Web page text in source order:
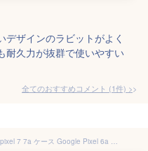
ザインのラビットがよく
耐久力が抜群で使いやすい
全てのおすすめコメント (1件) >
【クーポン利用で20％OFF】google pixel 7 7a ケース Google Pixel 6a ケース グーグルピクセル7 7a 6a カバー ケース ピクセル ケース TPUケース リング付き スマホリング スマホケース TPU ケース カバー 携帯ケース 韓国